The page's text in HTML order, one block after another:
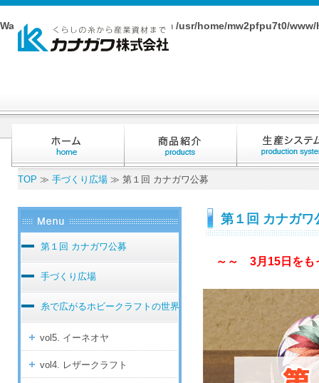
Warning: Undefined array key "_exec" in /usr/home/mw2pfpu7t0/
TOP≫手づくり広場≫ 第１回 カナガワ公募
第１回 カナガワ
～～ 3月15日をも
第１回 カナガワ公募
手づくり広場
糸で広がるホビークラフトの世界
vol5. イーネオヤ
vol4. レザークラフト